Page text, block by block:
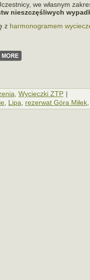
we wła­snym
nie­szczę­śli­wych
z har­mo­no­gra­mem
Wycieczki ZTP |
Lipa rezerwat Góra Miłek